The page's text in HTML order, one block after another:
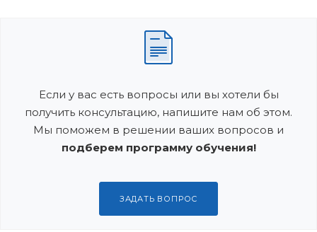
Если у вас есть вопросы или вы хотели бы
получить консультацию, напишите нам об этом.
Мы поможем в решении ваших вопросов и
подберем программу обучения!
ЗАДАТЬ ВОПРОС